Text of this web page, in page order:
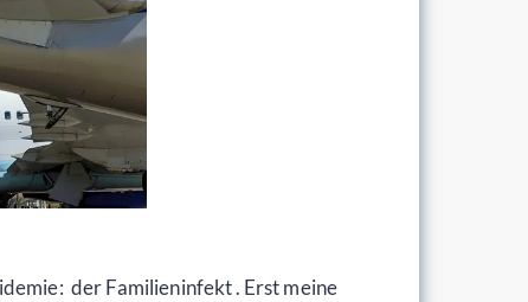
der Familieninfekt . Erst meine